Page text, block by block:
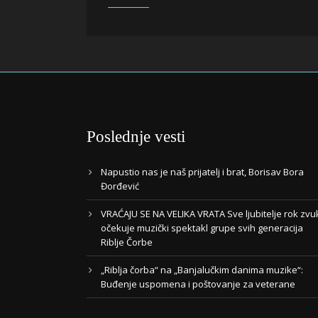
Poslednje vesti
Napustio nas je naš prijatelj i brat, Borisav Bora
Đorđević
VRAĆAJU SE NA VELIKA VRATA Sve ljubitelje rok
očekuje muzički spektakl grupe svih generacija
Riblje Čorbe
„Riblja čorba“ na „Banjalučkim danima muzike“:
Buđenje uspomena i poštovanje za veterane